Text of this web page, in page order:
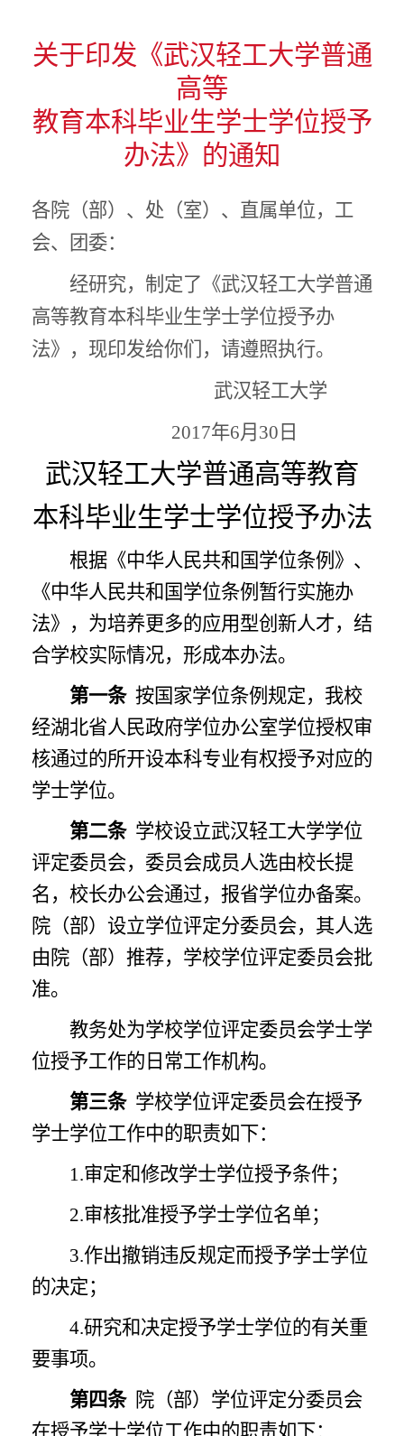
关于印发《武汉轻工大学普通
高等
教育本科毕业生学士学位授予
办法》的通知
各院（部）、处（室）、直属单位，工
会、团委：
经研究，制定了《武汉轻工大学普通
高等教育本科毕业生学士学位授予办
法》，现印发给你们，请遵照执行。
武汉轻工大学
2017年6月30日
武汉轻工大学普通高等教育
本科毕业生学士学位授予办法
根据《中华人民共和国学位条例》、
《中华人民共和国学位条例暂行实施办
法》，为培养更多的应用型创新人才，结
合学校实际情况，形成本办法。
第一条 按国家学位条例规定，我校
经湖北省人民政府学位办公室学位授权审
核通过的所开设本科专业有权授予对应的
学士学位。
第二条 学校设立武汉轻工大学学位
评定委员会，委员会成员人选由校长提
名，校长办公会通过，报省学位办备案。
院（部）设立学位评定分委员会，其人选
由院（部）推荐，学校学位评定委员会批
准。
教务处为学校学位评定委员会学士学
位授予工作的日常工作机构。
第三条 学校学位评定委员会在授予
学士学位工作中的职责如下：
1.审定和修改学士学位授予条件；
2.审核批准授予学士学位名单；
3.作出撤销违反规定而授予学士学位
的决定；
4.研究和决定授予学士学位的有关重
要事项。
第四条
院（部）学位评定分委员会